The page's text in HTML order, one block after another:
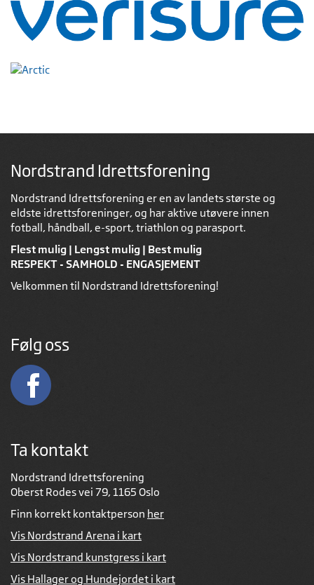
Nordstrand Idrettsforening
Nordstrand Idrettsforening er en av landets største og
eldste idrettsforeninger, og har aktive utøvere innen
fotball, håndball, e-sport, triathlon og parasport.
Flest mulig | Lengst mulig | Best mulig
RESPEKT - SAMHOLD - ENGASJEMENT
Velkommen til Nordstrand Idrettsforening!
Følg oss
Ta kontakt
Nordstrand Idrettsforening
Oberst Rodes vei 79, 1165 Oslo
Finn korrekt kontaktperson her
Vis Nordstrand Arena i kart
Vis Nordstrand kunstgress i kart
Vis Hallager og Hundejordet i kart